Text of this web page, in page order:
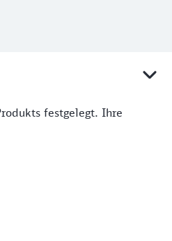
festgelegt. Ihre